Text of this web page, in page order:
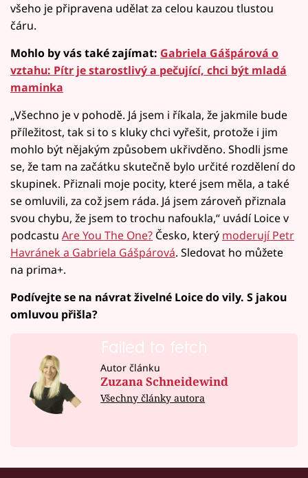
všeho je připravena udělat za celou kauzou tlustou
čáru.
Mohlo by vás také zajímat: Gabriela Gášpárová o
vztahu: Pítr je starostlivý a pečující, chci být mladá
maminka
„Všechno je v pohodě. Já jsem i říkala, že jakmile bude
příležitost, tak si to s kluky chci vyřešit, protože i jim
mohlo být nějakým způsobem ukřivděno. Shodli jsme
se, že tam na začátku skutečně bylo určité rozdělení do
skupinek. Přiznali moje pocity, které jsem měla, a také
se omluvili, za což jsem ráda. Já jsem zároveň přiznala
svou chybu, že jsem to trochu nafoukla,“ uvádí Loice v
podcastu Are You The One? Česko, který moderují Petr
Havránek a Gabriela Gášpárová. Sledovat ho můžete
na prima+.
Podívejte se na návrat živelné Loice do vily. S jakou
omluvou přišla?
Failed to fetch
Autor článku
Zuzana Schneidewind
Všechny články autora